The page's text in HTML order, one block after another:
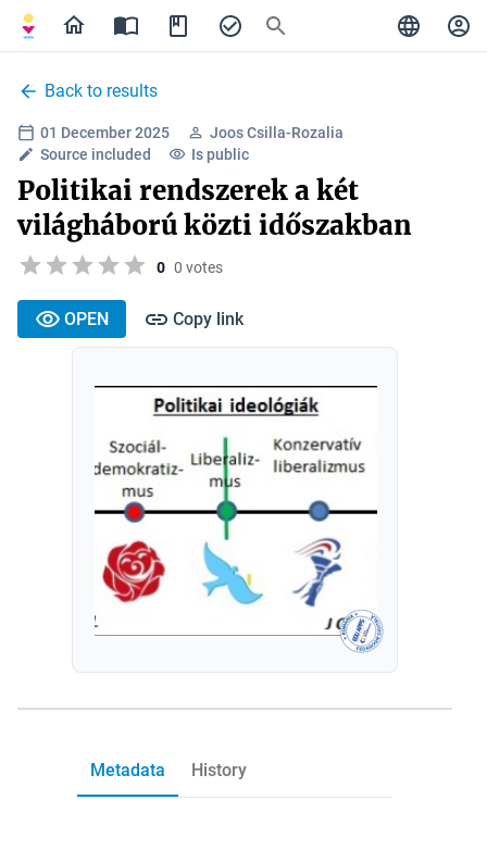
Back to results
01 December 2025
Joos Csilla-Rozalia
Source included
Is public
Politikai rendszerek a két
világháború közti időszakban
0 0 votes
OPEN Copy link
Metadata History